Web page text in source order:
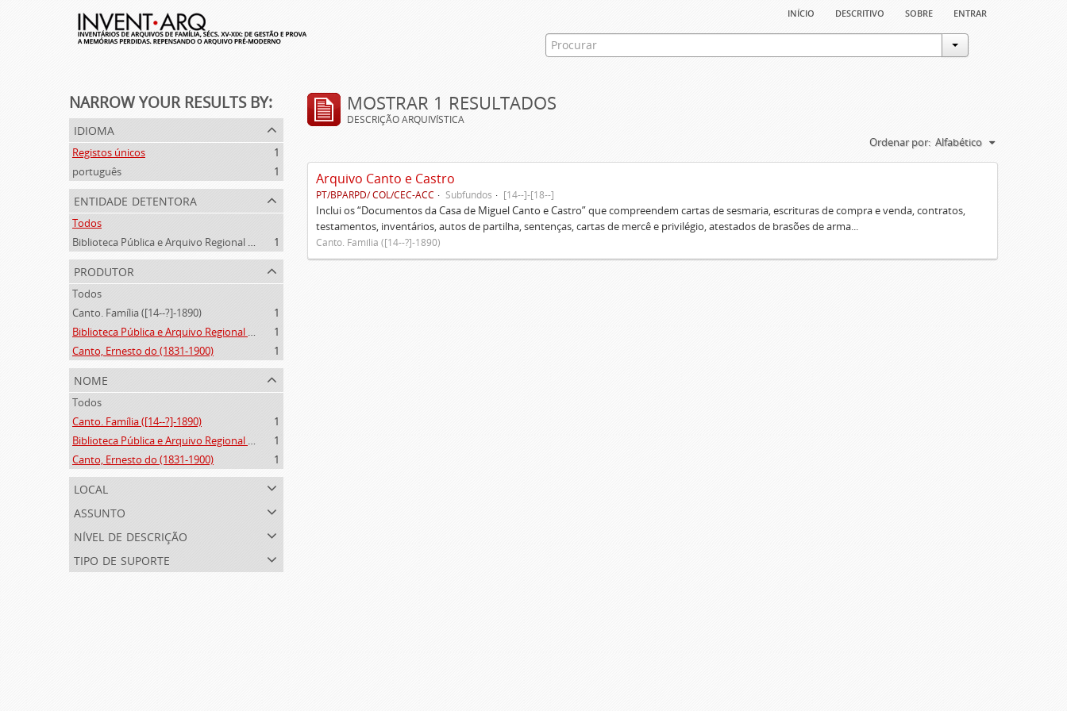
início descritivo sobre entrar
NARROW YOUR RESULTS BY:
idioma
Registos únicos
1
português
1
entidade detentora
Todos
Biblioteca Pública e Arquivo Regional de Ponta Delgada
1
produtor
Todos
Canto. Família ([14--?]-1890)
1
Biblioteca Pública e Arquivo Regional de Ponta Delgada (1841- )
1
Canto, Ernesto do (1831-1900)
1
nome
Todos
Canto. Família ([14--?]-1890)
1
Biblioteca Pública e Arquivo Regional de Ponta Delgada (1841- )
1
Canto, Ernesto do (1831-1900)
1
local
assunto
nível de descrição
tipo de suporte
MOSTRAR 1 RESULTADOS
DESCRIÇÃO ARQUIVÍSTICA
Ordenar por: Alfabético
Arquivo Canto e Castro
PT/BPARPD/ COL/CEC-ACC Subfundos [14--]-[18--]
Inclui os “Documentos da Casa de Miguel Canto e Castro” que compreendem cartas de sesmaria, escrituras de compra e venda, contratos,
testamentos, inventários, autos de partilha, sentenças, cartas de mercê e privilégio, atestados de brasões de arma...
Canto. Família ([14--?]-1890)